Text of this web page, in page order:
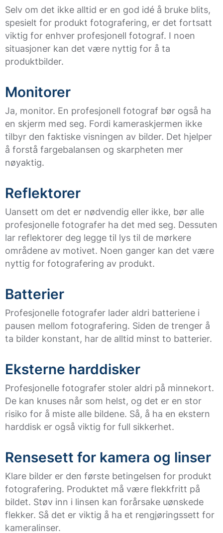
Selv om det ikke alltid er en god idé å bruke blits,
spesielt for produkt fotografering, er det fortsatt
viktig for enhver profesjonell fotograf. I noen
situasjoner kan det være nyttig for å ta
produktbilder.
Monitorer
Ja, monitor. En profesjonell fotograf bør også ha
en skjerm med seg. Fordi kameraskjermen ikke
tilbyr den faktiske visningen av bilder. Det hjelper
å forstå fargebalansen og skarpheten mer
nøyaktig.
Reflektorer
Uansett om det er nødvendig eller ikke, bør alle
profesjonelle fotografer ha det med seg. Dessuten
lar reflektorer deg legge til lys til de mørkere
områdene av motivet. Noen ganger kan det være
nyttig for fotografering av produkt.
Batterier
Profesjonelle fotografer lader aldri batteriene i
pausen mellom fotografering. Siden de trenger å
ta bilder konstant, har de alltid minst to batterier.
Eksterne harddisker
Profesjonelle fotografer stoler aldri på minnekort.
De kan knuses når som helst, og det er en stor
risiko for å miste alle bildene. Så, å ha en ekstern
harddisk er også viktig for full sikkerhet.
Rensesett for kamera og linser
Klare bilder er den første betingelsen for produkt
fotografering. Produktet må være flekkfritt på
bildet. Støv inn i linsen kan forårsake uønskede
flekker. Så det er viktig å ha et rengjøringssett for
kameralinser.